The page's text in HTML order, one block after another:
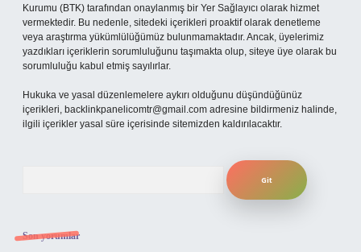
Kurumu (BTK) tarafından onaylanmış bir Yer Sağlayıcı olarak hizmet
vermektedir. Bu nedenle, sitedeki içerikleri proaktif olarak denetleme
veya araştırma yükümlülüğümüz bulunmamaktadır. Ancak, üyelerimiz
yazdıkları içeriklerin sorumluluğunu taşımakta olup, siteye üye olarak bu
sorumluluğu kabul etmiş sayılırlar.
Hukuka ve yasal düzenlemelere aykırı olduğunu düşündüğünüz
içerikleri, backlinkpanelicomtr@gmail.com adresine bildirmeniz halinde,
ilgili içerikler yasal süre içerisinde sitemizden kaldırılacaktır.
Son yorumlar